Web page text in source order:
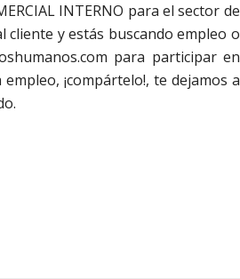
INTERNO para el sector de
y estás buscando empleo o
para participar en
¡compártelo!, te dejamos a